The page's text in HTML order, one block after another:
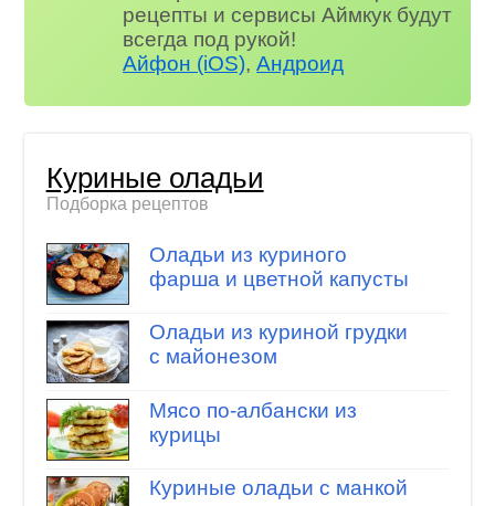
рецепты и сервисы Аймкук будут
всегда под рукой!
Айфон (iOS),Андроид
Куриные оладьи
Подборка рецептов
Оладьи из куриного
фарша и цветной капусты
Оладьи из куриной грудки
с майонезом
Мясо по-албански из
курицы
Куриные оладьи с манкой